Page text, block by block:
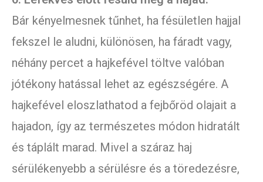
Bár kényelmesnek tűnhet, ha fésületlen hajjal
fekszel le aludni, különösen, ha fáradt vagy,
néhány percet a hajkefével töltve valóban
jótékony hatással lehet az egészségére. A
hajkefével eloszlathatod a fejbőröd olajait a
hajadon, így az természetes módon hidratált
és táplált marad. Mivel a száraz haj
sérülékenyebb a sérülésre és a töredezésre,